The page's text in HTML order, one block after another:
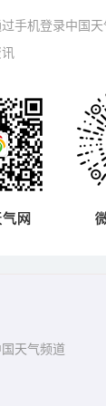
手机登录中国天
国天气频道